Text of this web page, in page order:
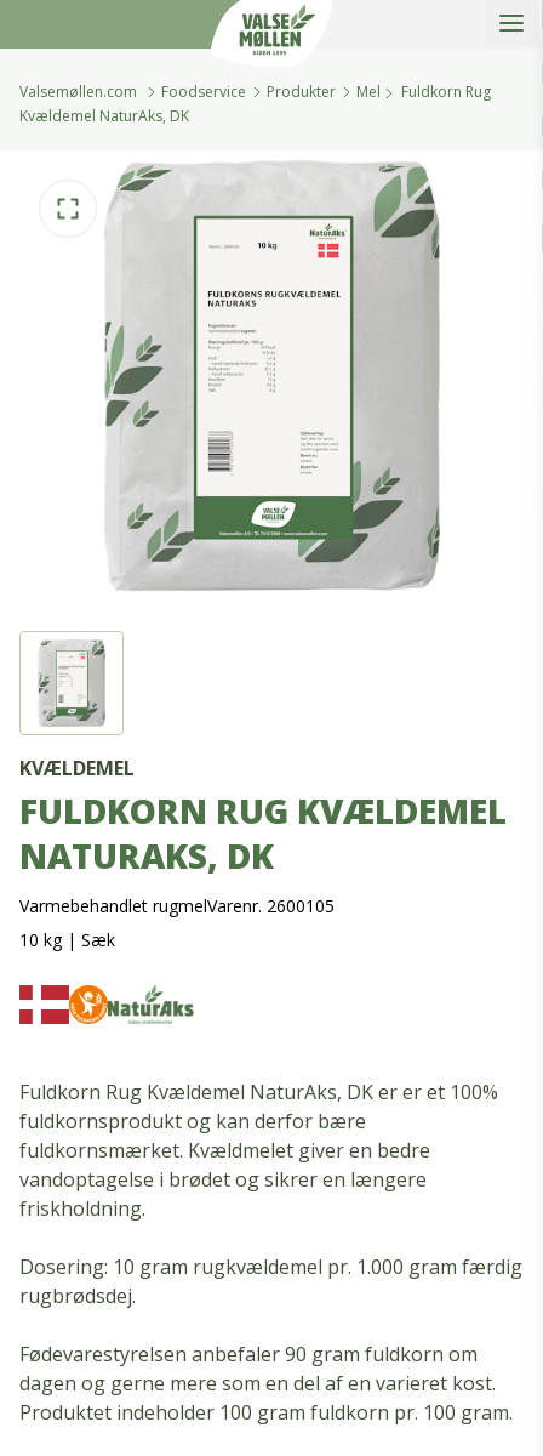
Valsemøllen.com Foodservice Produkter Mel
Fuldkorn Rug
Kvældemel NaturAks, DK
KVÆLDEMEL
FULDKORN RUG KVÆLDEMEL
NATURAKS, DK
Varmebehandlet rugmelVarenr. 2600105
10 kg | Sæk
Fuldkorn Rug Kvældemel NaturAks, DK er er et 100%
fuldkornsprodukt og kan derfor bære
fuldkornsmærket. Kvældmelet giver en bedre
vandoptagelse i brødet og sikrer en længere
friskholdning. ​
Dosering: 10 gram rugkvældemel pr. 1.000 gram færdig
rugbrødsdej.
Fødevarestyrelsen anbefaler 90 gram fuldkorn om
dagen og gerne mere som en del af en varieret kost.
Produktet indeholder 100 gram fuldkorn pr. 100 gram.